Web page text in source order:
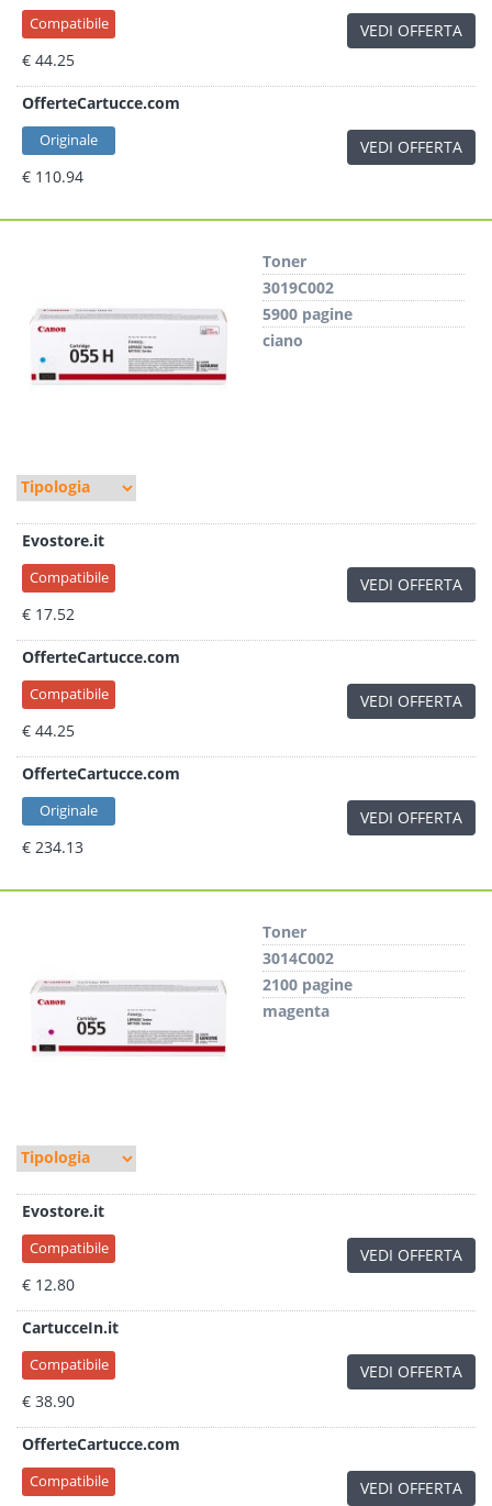
Compatibile
€ 44.25
VEDI OFFERTA
OfferteCartucce.com
Originale
€ 110.94
VEDI OFFERTA
Toner
3019C002
5900 pagine
ciano
Evostore.it
Compatibile
€ 17.52
VEDI OFFERTA
OfferteCartucce.com
Compatibile
€ 44.25
VEDI OFFERTA
OfferteCartucce.com
Originale
€ 234.13
VEDI OFFERTA
Toner
3014C002
2100 pagine
magenta
Evostore.it
Compatibile
€ 12.80
VEDI OFFERTA
CartucceIn.it
Compatibile
€ 38.90
VEDI OFFERTA
OfferteCartucce.com
Compatibile VEDI OFFERTA